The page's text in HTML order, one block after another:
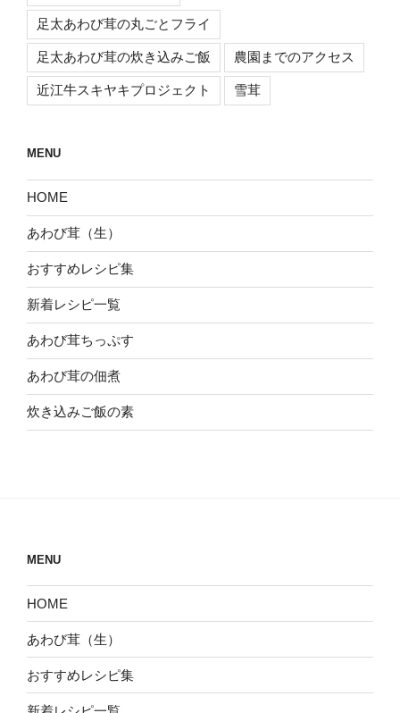
足太あわび茸の丸ごとフライ
足太あわび茸の炊き込みご飯 農園までのアクセス
近江牛スキヤキプロジェクト 雪茸
MENU
HOME
あわび茸（生）
おすすめレシピ集
新着レシピ一覧
あわび茸ちっぷす
あわび茸の佃煮
炊き込みご飯の素
MENU
HOME
あわび茸（生）
おすすめレシピ集